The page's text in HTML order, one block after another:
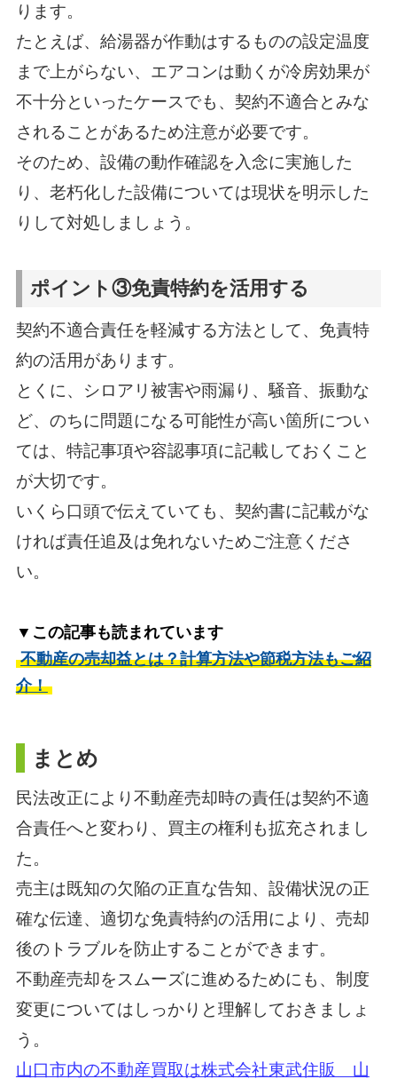
ります。
たとえば、給湯器が作動はするものの設定温度
まで上がらない、エアコンは動くが冷房効果が
不十分といったケースでも、契約不適合とみな
されることがあるため注意が必要です。
そのため、設備の動作確認を入念に実施した
り、老朽化した設備については現状を明示した
りして対処しましょう。
ポイント③免責特約を活用する
契約不適合責任を軽減する方法として、免責特
約の活用があります。
とくに、シロアリ被害や雨漏り、騒音、振動な
ど、のちに問題になる可能性が高い箇所につい
ては、特記事項や容認事項に記載しておくこと
が大切です。
いくら口頭で伝えていても、契約書に記載がな
ければ責任追及は免れないためご注意くださ
い。
▼この記事も読まれています
不動産の売却益とは？計算方法や節税方法もご紹
介！
まとめ
民法改正により不動産売却時の責任は契約不適
合責任へと変わり、買主の権利も拡充されまし
た。
売主は既知の欠陥の正直な告知、設備状況の正
確な伝達、適切な免責特約の活用により、売却
後のトラブルを防止することができます。
不動産売却をスムーズに進めるためにも、制度
変更についてはしっかりと理解しておきましょ
う。
山口市内の不動産買取は株式会社東武住販 山